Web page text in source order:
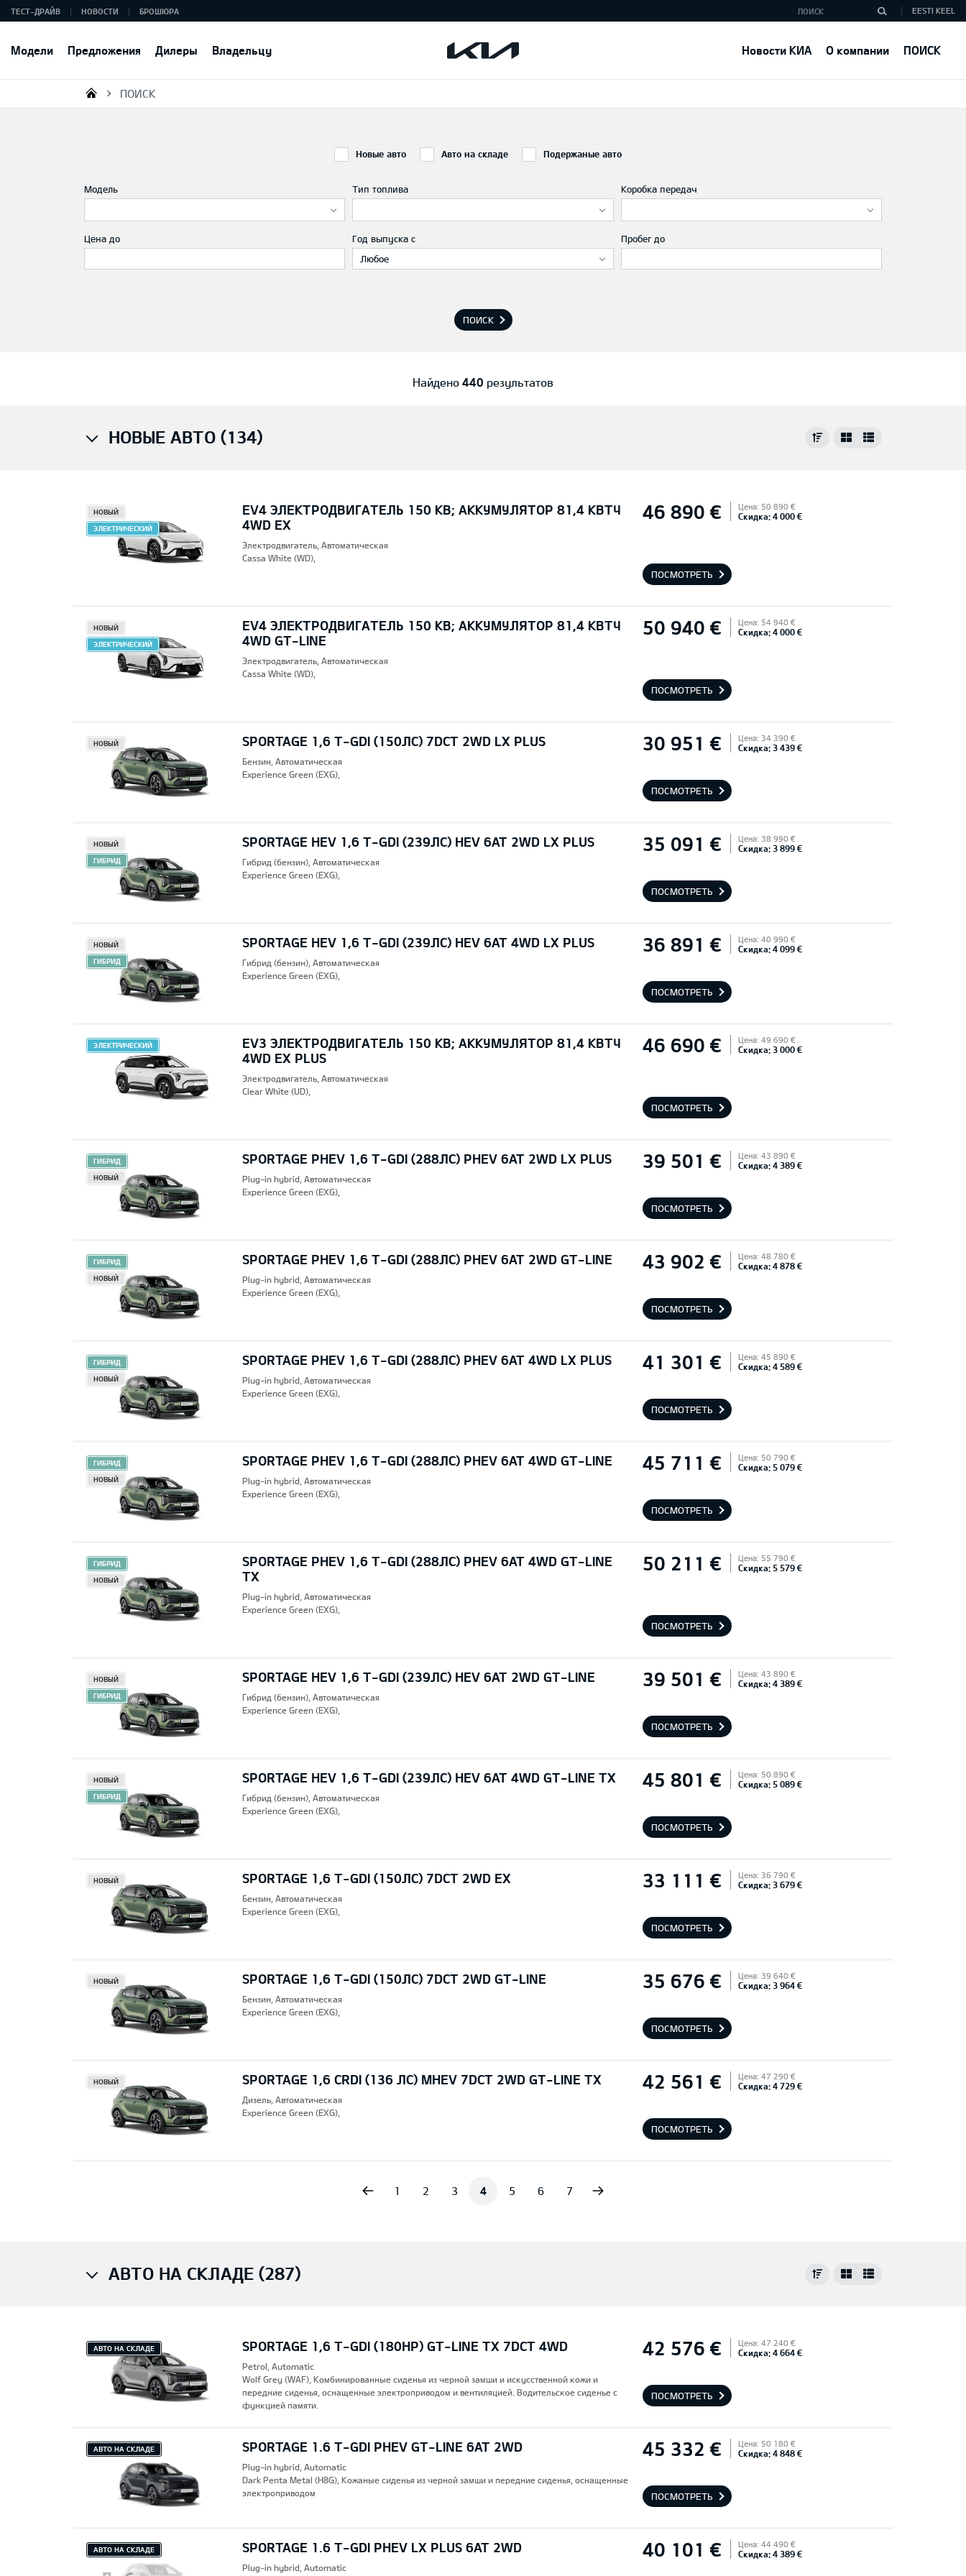
Модели Предложения Дилеры Владельцу Новости КИА О компании ПОИСК
ТЕСТ-ДРАЙВ НОВОСТИ БРОШЮРА EESTI KEEL
KIA AUTO AS
ПОИСК
Новые авто Авто на складе Подержаные авто
Модель Тип топлива Коробка передач
Цена до
Год выпуска с
Любое
Пробег до
ПОИСК
Найдено 440 результатов
НОВЫЕ АВТО (134)
EV4 ЭЛЕКТРОДВИГАТЕЛЬ 150 КВ; AККУМУЛЯТОР 81,4 КВТЧ
4WD EX
46 890 € Цена: 50 890 €
Скидка: 4 000 €
НОВЫЙ
ЭЛЕКТРИЧЕСКИЙ
Электродвигатель, Автоматическая
Cassa White (WD),
ПОСМОТРЕТЬ
EV4 ЭЛЕКТРОДВИГАТЕЛЬ 150 КВ; AККУМУЛЯТОР 81,4 КВТЧ
4WD GT-LINE
50 940 € Цена: 54 940 €
Скидка: 4 000 €
НОВЫЙ
ЭЛЕКТРИЧЕСКИЙ
Электродвигатель, Автоматическая
Cassa White (WD),
ПОСМОТРЕТЬ
SPORTAGE 1,6 T-GDI (150ЛС) 7DCT 2WD LX PLUS 30 951 € Цена: 34 390 €
Скидка: 3 439 €
НОВЫЙ
Бензин, Автоматическая
Experience Green (EXG),
ПОСМОТРЕТЬ
SPORTAGE HEV 1,6 T-GDI (239ЛС) HEV 6AT 2WD LX PLUS 35 091 € Цена: 38 990 €
Скидка: 3 899 €
НОВЫЙ
ГИБРИД
Гибрид (бензин), Автоматическая
Experience Green (EXG),
ПОСМОТРЕТЬ
SPORTAGE HEV 1,6 T-GDI (239ЛС) HEV 6AT 4WD LX PLUS 36 891 € Цена: 40 990 €
Скидка: 4 099 €
НОВЫЙ
ГИБРИД
Гибрид (бензин), Автоматическая
Experience Green (EXG),
ПОСМОТРЕТЬ
EV3 ЭЛЕКТРОДВИГАТЕЛЬ 150 КВ; AККУМУЛЯТОР 81,4 КВТЧ
4WD EX PLUS
46 690 € Цена: 49 690 €
Скидка: 3 000 €
ЭЛЕКТРИЧЕСКИЙ
Электродвигатель, Автоматическая
Clear White (UD),
ПОСМОТРЕТЬ
SPORTAGE PHEV 1,6 T-GDI (288ЛС) PHEV 6AT 2WD LX PLUS 39 501 € Цена: 43 890 €
Скидка: 4 389 €
ГИБРИД
НОВЫЙ
Plug-in hybrid, Автоматическая
Experience Green (EXG),
ПОСМОТРЕТЬ
SPORTAGE PHEV 1,6 T-GDI (288ЛС) PHEV 6AT 2WD GT-LINE 43 902 € Цена: 48 780 €
Скидка: 4 878 €
ГИБРИД
НОВЫЙ
Plug-in hybrid, Автоматическая
Experience Green (EXG),
ПОСМОТРЕТЬ
SPORTAGE PHEV 1,6 T-GDI (288ЛС) PHEV 6AT 4WD LX PLUS 41 301 € Цена: 45 890 €
Скидка: 4 589 €
ГИБРИД
НОВЫЙ
Plug-in hybrid, Автоматическая
Experience Green (EXG),
ПОСМОТРЕТЬ
SPORTAGE PHEV 1,6 T-GDI (288ЛС) PHEV 6AT 4WD GT-LINE 45 711 € Цена: 50 790 €
Скидка: 5 079 €
ГИБРИД
НОВЫЙ
Plug-in hybrid, Автоматическая
Experience Green (EXG),
ПОСМОТРЕТЬ
SPORTAGE PHEV 1,6 T-GDI (288ЛС) PHEV 6AT 4WD GT-LINE
TX
50 211 € Цена: 55 790 €
Скидка: 5 579 €
ГИБРИД
НОВЫЙ
Plug-in hybrid, Автоматическая
Experience Green (EXG),
ПОСМОТРЕТЬ
SPORTAGE HEV 1,6 T-GDI (239ЛС) HEV 6AT 2WD GT-LINE 39 501 € Цена: 43 890 €
Скидка: 4 389 €
НОВЫЙ
ГИБРИД
Гибрид (бензин), Автоматическая
Experience Green (EXG),
ПОСМОТРЕТЬ
SPORTAGE HEV 1,6 T-GDI (239ЛС) HEV 6AT 4WD GT-LINE TX 45 801 € Цена: 50 890 €
Скидка: 5 089 €
НОВЫЙ
ГИБРИД
Гибрид (бензин), Автоматическая
Experience Green (EXG),
ПОСМОТРЕТЬ
SPORTAGE 1,6 T-GDI (150ЛС) 7DCT 2WD EX 33 111 € Цена: 36 790 €
Скидка: 3 679 €
НОВЫЙ
Бензин, Автоматическая
Experience Green (EXG),
ПОСМОТРЕТЬ
SPORTAGE 1,6 T-GDI (150ЛС) 7DCT 2WD GT-LINE 35 676 € Цена: 39 640 €
Скидка: 3 964 €
НОВЫЙ
Бензин, Автоматическая
Experience Green (EXG),
ПОСМОТРЕТЬ
SPORTAGE 1,6 CRDI (136 ЛС) MHEV 7DCT 2WD GT-LINE TX 42 561 € Цена: 47 290 €
Скидка: 4 729 €
НОВЫЙ
Дизель, Автоматическая
Experience Green (EXG),
ПОСМОТРЕТЬ
1 2 3 4 5 6 7
АВТО НА СКЛАДЕ (287)
SPORTAGE 1,6 T-GDI (180HP) GT-LINE TX 7DCT 4WD 42 576 € Цена: 47 240 €
Скидка: 4 664 €
АВТО НА СКЛАДЕ
Petrol, Automatic
Wolf Grey (WAF), Комбинированные сиденья из черной замши и искусственной кожи и
передние сиденья, оснащенные электроприводом и вентиляцией. Водительское сиденье с
функцией памяти.
ПОСМОТРЕТЬ
SPORTAGE 1.6 T-GDI PHEV GT-LINE 6AT 2WD 45 332 € Цена: 50 180 €
Скидка: 4 848 €
АВТО НА СКЛАДЕ
Plug-in hybrid, Automatic
Dark Penta Metal (H8G), Кожаные сиденья из черной замши и передние сиденья, оснащенные
электроприводом
ПОСМОТРЕТЬ
SPORTAGE 1.6 T-GDI PHEV LX PLUS 6AT 2WD 40 101 € Цена: 44 490 €
Скидка: 4 389 €
АВТО НА СКЛАДЕ
Plug-in hybrid, Automatic